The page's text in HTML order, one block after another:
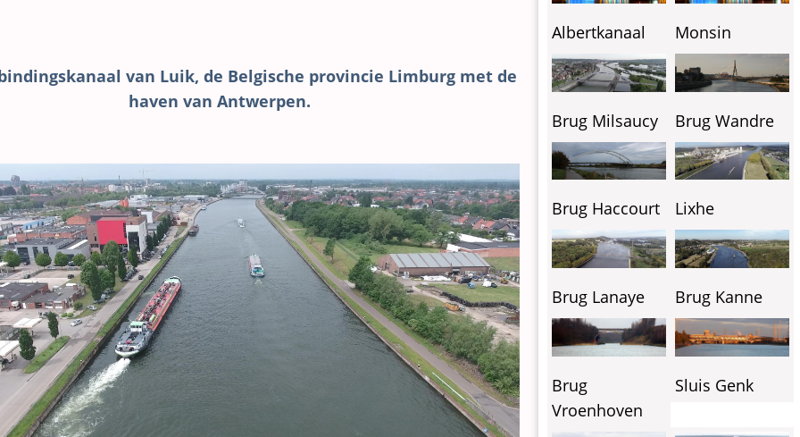
van Luik, de Belgische provincie Limburg met de
haven van Antwerpen.
Albertkanaal Monsin
Brug Milsaucy Brug Wandre
Brug Haccourt Lixhe
Brug Lanaye Brug Kanne
Brug
Vroenhoven
Sluis Genk